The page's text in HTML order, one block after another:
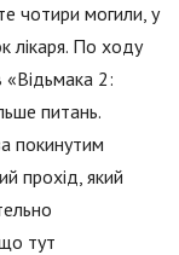
чотири могили, у
лікаря. По ходу
«Відьмака 2:
питань.
покинутим
прохід, який
тут